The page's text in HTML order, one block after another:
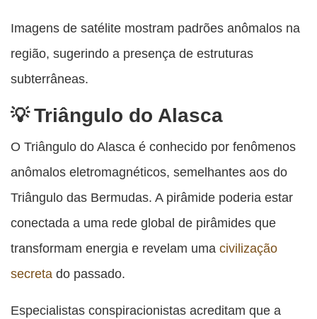
Imagens de satélite mostram padrões anômalos na
região, sugerindo a presença de estruturas
subterrâneas.
Triângulo do Alasca
O Triângulo do Alasca é conhecido por fenômenos
anômalos eletromagnéticos, semelhantes aos do
Triângulo das Bermudas. A pirâmide poderia estar
conectada a uma rede global de pirâmides que
transformam energia e revelam uma civilização
secreta do passado.
Especialistas conspiracionistas acreditam que a